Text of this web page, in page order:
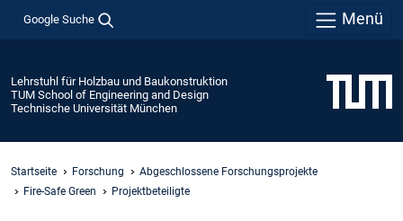
Google Suche Menü
Lehrstuhl für Holzbau und Baukonstruktion
TUM School of Engineering and Design
Technische Universität München
Startseite Forschung
Abgeschlossene Forschungsprojekte
Fire-Safe Green
Projektbeteiligte